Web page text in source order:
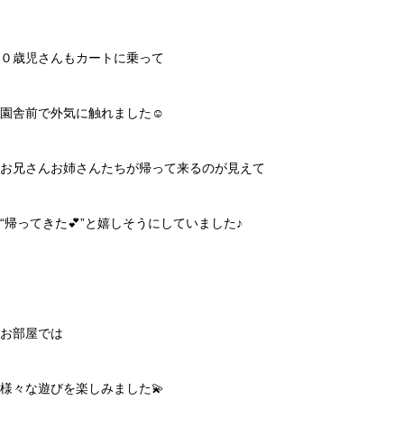
０歳児さんもカートに乗って
園舎前で外気に触れました☺️
お兄さんお姉さんたちが帰って来るのが見えて
“帰ってきた💕”と嬉しそうにしていました♪
お部屋では
様々な遊びを楽しみました💫